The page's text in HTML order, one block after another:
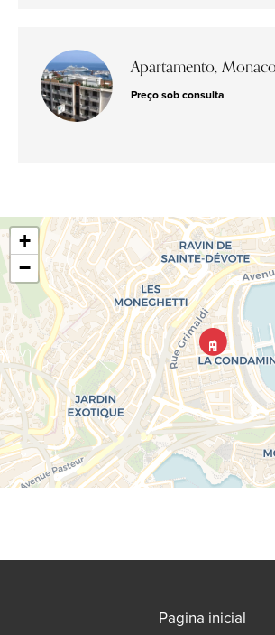
Apartamento,
Preço sob consulta
+
−
Pagina inicial